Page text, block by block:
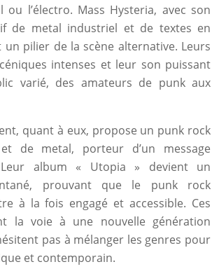
ou l’électro. Mass Hysteria, avec son
de metal industriel et de textes en
un pilier de la scène alternative. Leurs
intenses et leur son puissant
varié, des amateurs de punk aux
quant à eux, propose un punk rock
de metal, porteur d’un message
album « Utopia » devient un
prouvant que le punk rock
à la fois engagé et accessible. Ces
la voie à une nouvelle génération
pas à mélanger les genres pour
et contemporain.